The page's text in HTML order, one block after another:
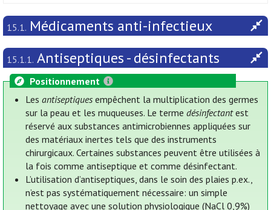
15.1. Médicaments anti-infectieux
15.1.1. Antiseptiques - désinfectants
Positionnement
Lesantiseptiques empêchent la multiplication des germes
sur la peau et les muqueuses. Le termedésinfectantest
réservé aux substances antimicrobiennes appliquées sur
des matériaux inertes tels que des instruments
chirurgicaux. Certaines substances peuvent être utilisées à
la fois comme antiseptique et comme désinfectant.
L’utilisation d’antiseptiques, dans le soin des plaies p.ex.,
n’est pas systématiquement nécessaire: un simple
nettoyage avec une solution physiologique (NaCl 0,9%)